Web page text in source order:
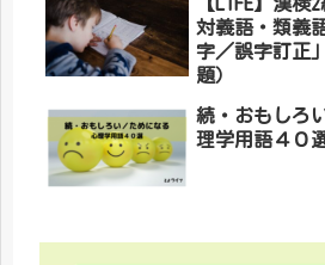
【LIFE】漢検
対義語・類義
字／誤字訂正
題）
続・おもしろ
理学用語４０